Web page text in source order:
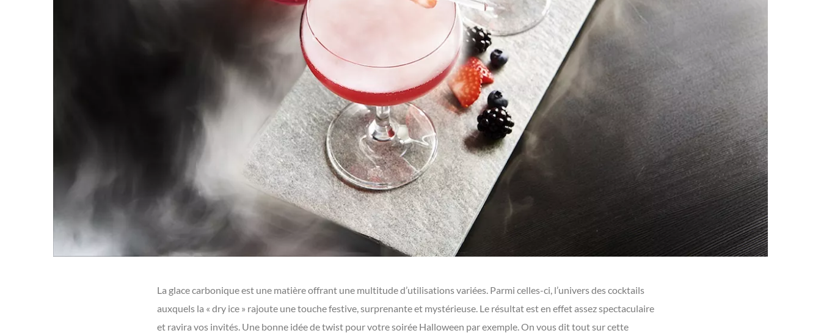
La glace carbonique est une matière offrant une multitude d’utilisations variées. Parmi celles-ci, l’univers des cocktails
auxquels la « dry ice » rajoute une touche festive, surprenante et mystérieuse. Le résultat est en effet assez spectaculaire
et ravira vos invités. Une bonne idée de twist pour votre soirée Halloween par exemple. On vous dit tout sur cette